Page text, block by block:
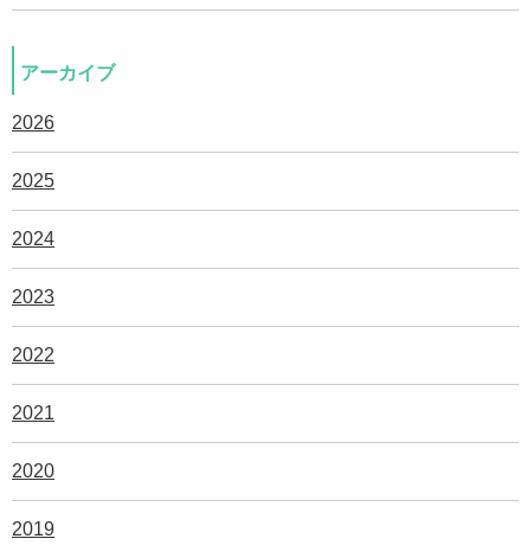
アーカイブ
2026
2025
2024
2023
2022
2021
2020
2019